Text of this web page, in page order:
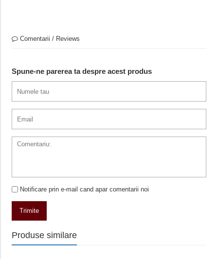
Comentarii / Reviews
Spune-ne parerea ta despre acest produs
Notificare prin e-mail cand apar comentarii noi
Trimite
Produse similare